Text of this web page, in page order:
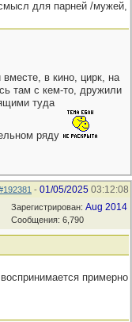
для парней /мужей,
в кино, цирк, на
там с кем-то, дружили
туда
ряду
- 01/05/2025 03:12:08
Зарегистрирован: Aug 2014
Сообщения: 6,790
примерно